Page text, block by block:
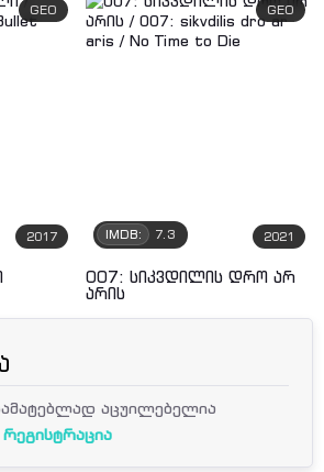
GEO
2017
GEO
2021
IMDB: 7.3
007: სიკვდილის დრო არ
არის
აცუილებელია
რეგისტრაცია